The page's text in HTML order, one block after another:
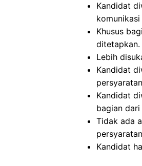
Kandidat
Khusus
ditetapkan.
Lebih
Kandidat
Kandidat
bagian
Tidak ada
Kandidat